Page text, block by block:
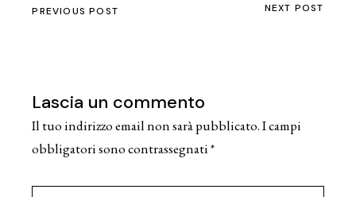
PREVIOUS POST NEXT POST
Lascia un commento
Il tuo indirizzo email non sarà pubblicato.I campi
obbligatori sono contrassegnati*